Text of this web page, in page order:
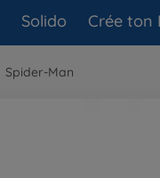
Solido Crée ton
Spider-Man